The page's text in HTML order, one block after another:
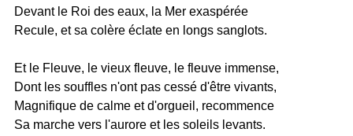
Devant le Roi des eaux, la Mer exaspérée
Recule, et sa colère éclate en longs sanglots.
Et le Fleuve, le vieux fleuve, le fleuve immense,
Dont les souffles n'ont pas cessé d'être vivants,
Magnifique de calme et d'orgueil, recommence
Sa marche vers l'aurore et les soleils levants.